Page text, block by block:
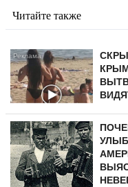
Читайте также